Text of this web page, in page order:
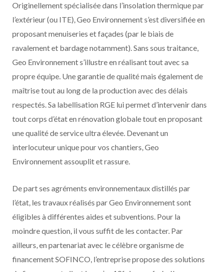
Originellement spécialisée dans l’insolation thermique par
l’extérieur (ou ITE), Geo Environnement s’est diversifiée en
proposant menuiseries et façades (par le biais de
ravalement et bardage notamment). Sans sous traitance,
Geo Environnement s’illustre en réalisant tout avec sa
propre équipe. Une garantie de qualité mais également de
maîtrise tout au long de la production avec des délais
respectés. Sa labellisation RGE lui permet d’intervenir dans
tout corps d’état en rénovation globale tout en proposant
une qualité de service ultra élevée. Devenant un
interlocuteur unique pour vos chantiers, Geo
Environnement assouplit et rassure.
De part ses agréments environnementaux distillés par
l’état, les travaux réalisés par Geo Environnement sont
éligibles à différentes aides et subventions. Pour la
moindre question, il vous suffit de les contacter. Par
ailleurs, en partenariat avec le célèbre organisme de
financement SOFINCO, l’entreprise propose des solutions